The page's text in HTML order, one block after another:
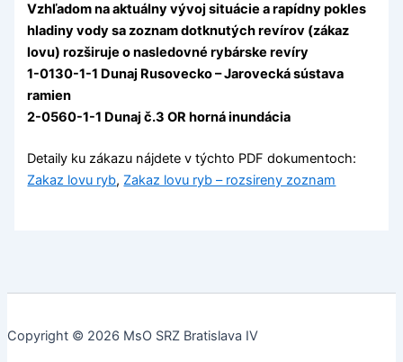
Vzhľadom na aktuálny vývoj situácie a rapídny pokles
hladiny vody sa zoznam dotknutých revírov (zákaz
lovu) rozširuje o nasledovné rybárske revíry
1-0130-1-1 Dunaj Rusovecko – Jarovecká sústava
ramien
2-0560-1-1 Dunaj č.3 OR horná inundácia
Detaily ku zákazu nájdete v týchto PDF dokumentoch:
Zakaz lovu ryb, Zakaz lovu ryb – rozsireny zoznam
Copyright © 2026 MsO SRZ Bratislava IV